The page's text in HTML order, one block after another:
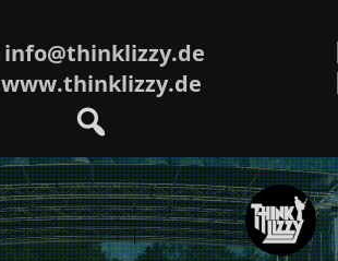
info@thinklizzy.de
www.thinklizzy.de